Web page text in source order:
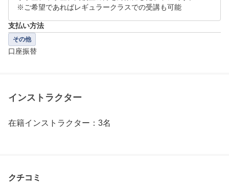
※ご希望であればレギュラークラスでの受講も可能
支払い方法
その他
口座振替
インストラクター
在籍インストラクター：3名
クチコミ